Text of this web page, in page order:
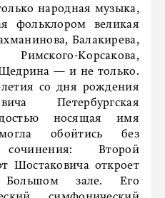
народная музыка,
фольклором великая
Балакирева,
Корсакова,
— и не только.
со дня рождения
Петербургская
носящая имя
обойтись без
Второй
Шостаковича откроет
зале. Его